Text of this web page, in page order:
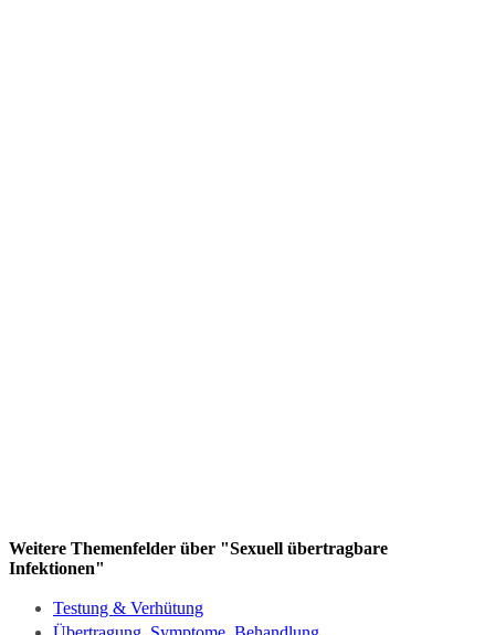
Weitere Themenfelder über "Sexuell übertragbare
Infektionen"
Testung & Verhütung